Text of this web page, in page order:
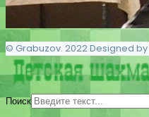
© Grabuzov. 2022 Designed by
Поиск